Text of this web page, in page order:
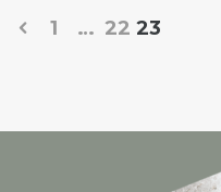
1 … 22 23